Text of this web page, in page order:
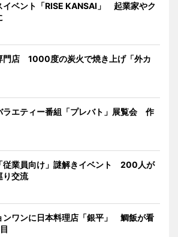
イベント「RISE KANSAI」 起業家やク
門店 1000度の炭火で焼き上げ「外カ
ラエティー番組「プレバト」展覧会 作
従業員向け」謎解きイベント 200人が
り交流
ンワンに日本料理店「銀平」 鯛飯が看